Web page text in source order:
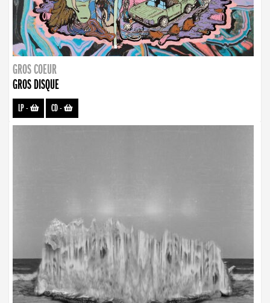
GROS COEUR
GROS DISQUE
LP- CD-